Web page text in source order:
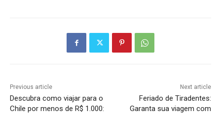
Previous article
Descubra como viajar para o
Chile por menos de R$ 1.000:
Next article
Feriado de Tiradentes:
Garanta sua viagem com